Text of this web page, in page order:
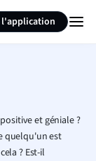
l'application
et géniale ?
quelqu'un est
? Est-il
la page